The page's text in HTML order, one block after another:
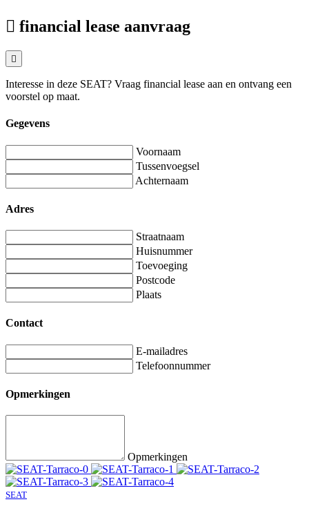
financial lease aanvraag
Interesse in deze SEAT? Vraag financial lease aan en ontvang een
voorstel op maat.
Gegevens
Voornaam
Tussenvoegsel
Achternaam
Adres
Straatnaam
Huisnummer
Toevoeging
Postcode
Plaats
Contact
E-mailadres
Telefoonnummer
Opmerkingen
Opmerkingen
SEAT